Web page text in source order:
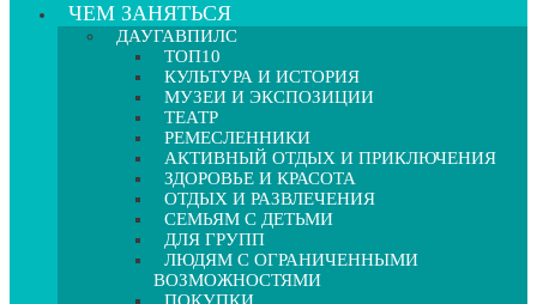
ЧЕМ ЗАНЯТЬСЯ
ДАУГАВПИЛС
ТОП10
КУЛЬТУРА И ИСТОРИЯ
МУЗЕИ И ЭКСПОЗИЦИИ
ТЕАТР
РЕМЕСЛЕННИКИ
АКТИВНЫЙ ОТДЫХ И ПРИКЛЮЧЕНИЯ
ЗДОРОВЬЕ И КРАСОТА
ОТДЫХ И РАЗВЛЕЧЕНИЯ
СЕМЬЯМ С ДЕТЬМИ
ДЛЯ ГРУПП
ЛЮДЯМ С ОГРАНИЧЕННЫМИ
ВОЗМОЖНОСТЯМИ